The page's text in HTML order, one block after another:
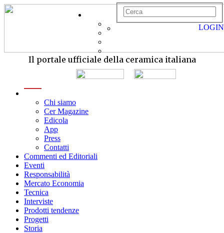
Il portale ufficiale della ceramica italiana
Chi siamo
Cer Magazine
Edicola
App
Press
Contatti
Commenti ed Editoriali
Eventi
Responsabilità
Mercato Economia
Tecnica
Interviste
Prodotti tendenze
Progetti
Storia
LOGIN